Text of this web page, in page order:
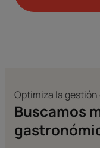
Optimiza la
Buscamos